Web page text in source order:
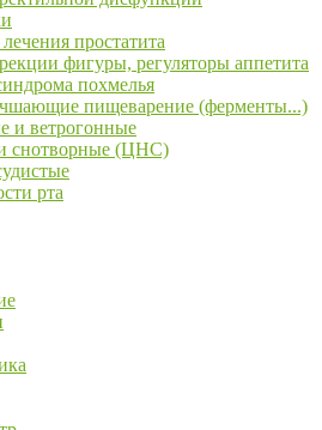
простатита
фигуры, регуляторы аппетита
похмелья
пищеварение (ферменты...)
и ветрогонные
снотворные (ЦНС)
рта